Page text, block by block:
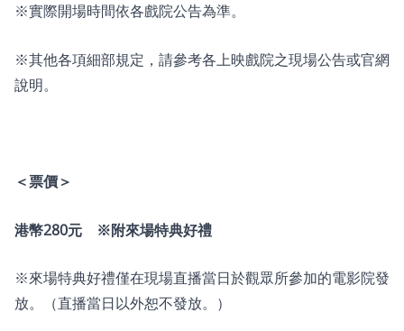
※實際開場時間依各戲院公告為準。
※其他各項細部規定，請參考各上映戲院之現場公告或官網
說明。
＜票價＞
港幣280元 ※附來場特典好禮
※來場特典好禮僅在現場直播當日於觀眾所參加的電影院發
放。（直播當日以外恕不發放。）